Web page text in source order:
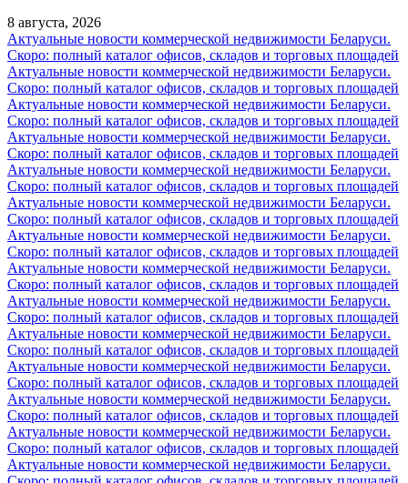
8 августа, 2026
Актуальные новости коммерческой недвижимости Беларуси.
Скоро: полный каталог офисов, складов и торговых площадей
Актуальные новости коммерческой недвижимости Беларуси.
Скоро: полный каталог офисов, складов и торговых площадей
Актуальные новости коммерческой недвижимости Беларуси.
Скоро: полный каталог офисов, складов и торговых площадей
Актуальные новости коммерческой недвижимости Беларуси.
Скоро: полный каталог офисов, складов и торговых площадей
Актуальные новости коммерческой недвижимости Беларуси.
Скоро: полный каталог офисов, складов и торговых площадей
Актуальные новости коммерческой недвижимости Беларуси.
Скоро: полный каталог офисов, складов и торговых площадей
Актуальные новости коммерческой недвижимости Беларуси.
Скоро: полный каталог офисов, складов и торговых площадей
Актуальные новости коммерческой недвижимости Беларуси.
Скоро: полный каталог офисов, складов и торговых площадей
Актуальные новости коммерческой недвижимости Беларуси.
Скоро: полный каталог офисов, складов и торговых площадей
Актуальные новости коммерческой недвижимости Беларуси.
Скоро: полный каталог офисов, складов и торговых площадей
Актуальные новости коммерческой недвижимости Беларуси.
Скоро: полный каталог офисов, складов и торговых площадей
Актуальные новости коммерческой недвижимости Беларуси.
Скоро: полный каталог офисов, складов и торговых площадей
Актуальные новости коммерческой недвижимости Беларуси.
Скоро: полный каталог офисов, складов и торговых площадей
Актуальные новости коммерческой недвижимости Беларуси.